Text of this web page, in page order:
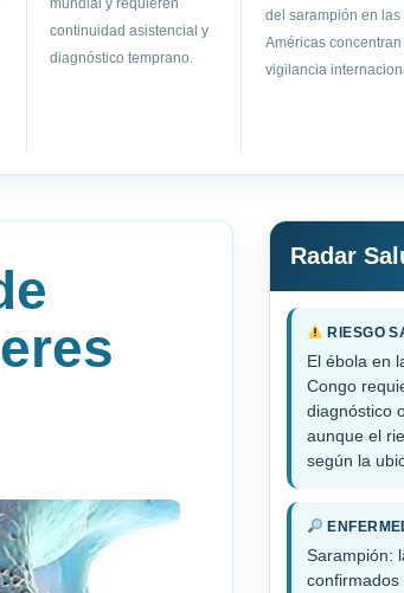
continuidad asistencial y
diagnóstico temprano.
del sarampión en las
Américas concentran
vigilancia
Radar
RIESGO
El ébola en
Congo
diagnóstico
aunque el
según la
Sarampión:
confirmados